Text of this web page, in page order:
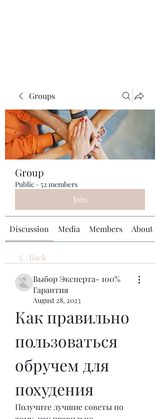
Groups
Group
Public · 52 members
Join
Discussion Media Members About
Back
Выбор Эксперта- 100%
Гарантия
August 28, 2023
Как правильно
пользоваться
обручем для
похудения
Получите лучшие советы по